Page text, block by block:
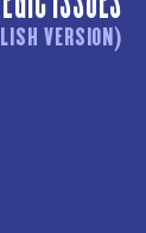
VERSION)